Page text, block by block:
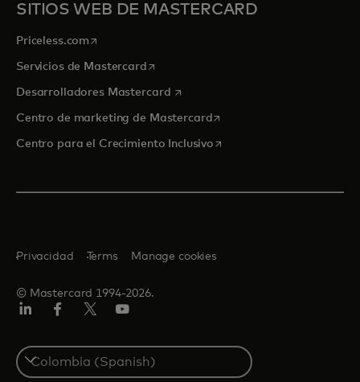
SITIOS WEB DE MASTERCARD
Priceless.com se abre en una pestaña nueva
Servicios de Mastercardse abre en una pestaña nueva
Desarrolladores Mastercard se abre en una pestaña nueva
Centro de marketing de Mastercardse abre en una pestaña
Centro para el Crecimiento Inclusivose abre en una pestaña
© Mastercard 1994-2026.
Privacidad Terms Manage cookies
Select
a
country